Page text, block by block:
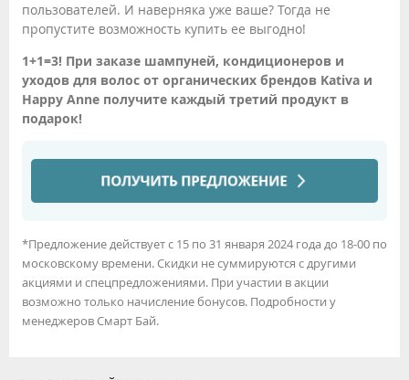
пользователей. И наверняка уже ваше? Тогда не
пропустите возможность купить ее выгодно!
1+1=3! При заказе шампуней, кондиционеров и
уходов для волос от органических брендов Kativa и
Happy Anne получите каждый третий продукт в
подарок!
*Предложение действует с 15 по 31 января 2024 года до 18-00 по
московскому времени. Скидки не суммируются с другими
акциями и спецпредложениями. При участии в акции
возможно только начисление бонусов. Подробности у
менеджеров Смарт Бай.